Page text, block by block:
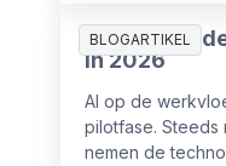
BLOGARTIKEL
AI in HR op
in 2026
AI op de
pilotfase. Steeds
nemen de